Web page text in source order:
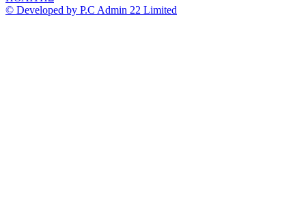
© Developed by P.C Admin 22 Limited